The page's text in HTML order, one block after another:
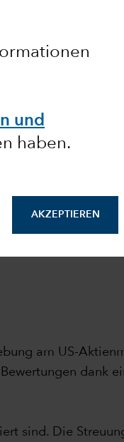
und
haben.
AKZEPTIEREN
am US-
dank
sind. Die